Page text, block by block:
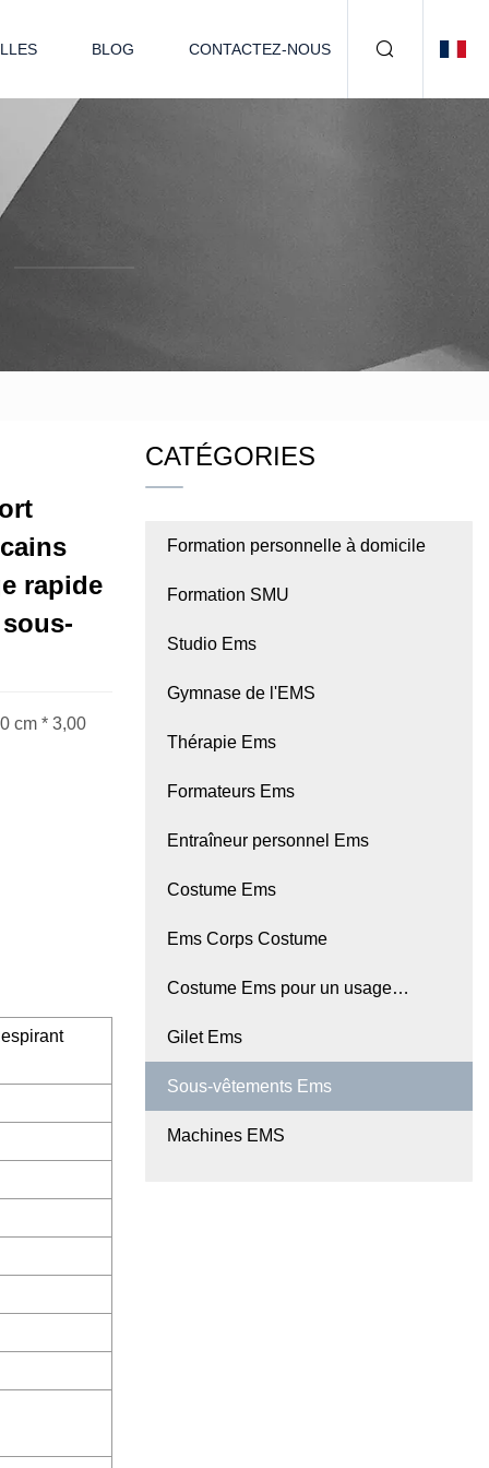
BLOG CONTACTEZ-NOUS
rapide
cm * 3,00
CATÉGORIES
Formation personnelle à domicile
Formation SMU
Studio Ems
Gymnase de l'EMS
Thérapie Ems
Formateurs Ems
Entraîneur personnel Ems
Costume Ems
Ems Corps Costume
Costume Ems pour un usage
domestique
Gilet Ems
Sous-vêtements Ems
Machines EMS